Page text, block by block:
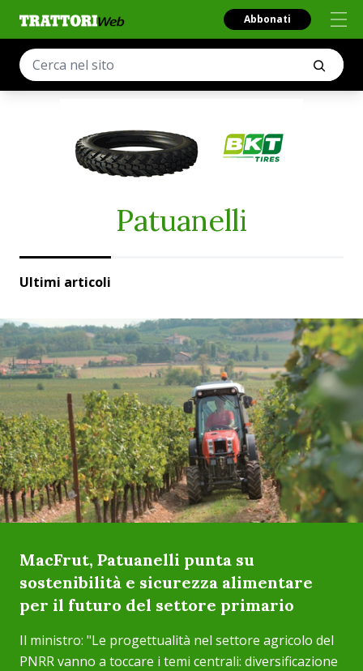
Abbonati
Patuanelli
Ultimi articoli
MacFrut, Patuanelli punta su
sostenibilità e sicurezza alimentare
per il futuro del settore primario
Il ministro: "Le progettualità nel settore agricolo del
PNRR vanno a toccare i temi centrali: diversificazione